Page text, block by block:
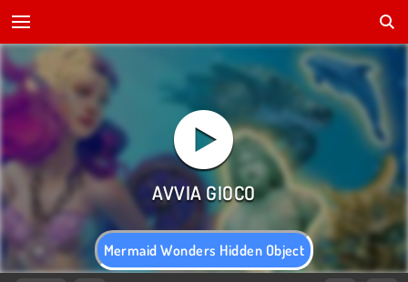
Mermaid Wonders Hidden Object